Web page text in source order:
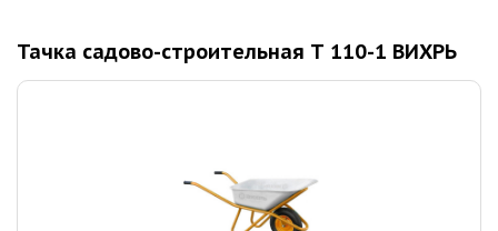
Тачка садово-строительная Т 110-1 ВИХРЬ